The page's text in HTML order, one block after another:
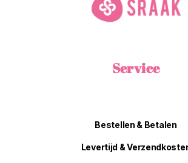
Service
Bestellen & Betalen
Levertijd &